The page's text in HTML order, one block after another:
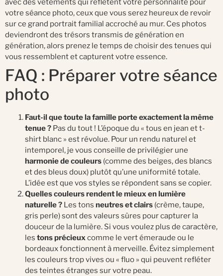
avec des vêtements qui reflètent votre personnalité pour
votre séance photo, ceux que vous serez heureux de revoir
sur ce grand portrait familial accroché au mur. Ces photos
deviendront des trésors transmis de génération en
génération, alors prenez le temps de choisir des tenues qui
vous ressemblent et capturent votre essence.
FAQ : Préparer votre séance
photo
Faut-il que toute la famille porte exactement la même
tenue ? Pas du tout ! L’époque du « tous en jean et t-
shirt blanc » est révolue. Pour un rendu naturel et
intemporel, je vous conseille de privilégier une
harmonie de couleurs (comme des beiges, des blancs
et des bleus doux) plutôt qu’une uniformité totale.
L’idée est que vos styles se répondent sans se copier.
Quelles couleurs rendent le mieux en lumière
naturelle ? Les tons neutres et clairs (crème, taupe,
gris perle) sont des valeurs sûres pour capturer la
douceur de la lumière. Si vous voulez plus de caractère,
les tons précieuxcomme le vert émeraude ou le
bordeaux fonctionnent à merveille. Évitez simplement
les couleurs trop vives ou « fluo » qui peuvent refléter
des teintes étranges sur votre peau.